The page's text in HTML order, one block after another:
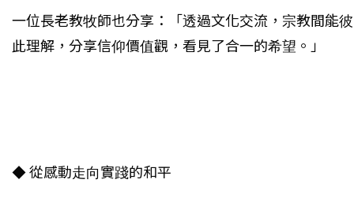
一位長老教牧師也分享：「透過文化交流，宗教間能彼
此理解，分享信仰價值觀，看見了合一的希望。」
◆ 從感動走向實踐的和平